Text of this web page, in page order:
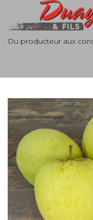
Du producteur aux